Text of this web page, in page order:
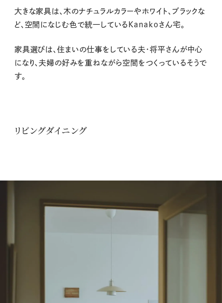
大きな家具は、木のナチュラルカラーやホワイト、ブラックな
ど、空間になじむ色で統一しているKanakoさん宅。
家具選びは、住まいの仕事をしている夫・将平さんが中心
になり、夫婦の好みを重ねながら空間をつくっているそうで
す。
リビングダイニング